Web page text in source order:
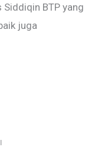
Siddiqin BTP yang
juga